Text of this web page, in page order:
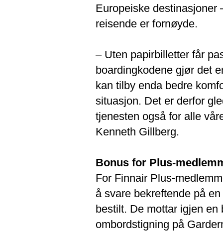
Europeiske destinasjoner
reisende er fornøyde.
– Uten papirbilletter får
boardingkodene gjør det
kan tilby enda bedre
situasjon. Det er derfor
tjenesten også for alle
Kenneth Gillberg.
Bonus for Plus-
For Finnair Plus-
å svare bekreftende på
bestilt. De mottar igjen
ombordstigning på